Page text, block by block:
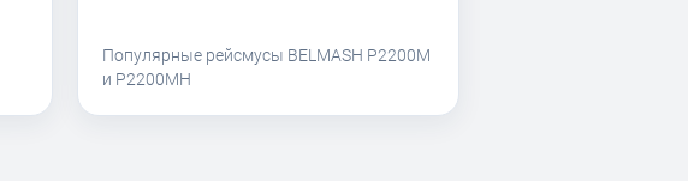
Популярные рейсмусы BELMASH P2200M
и P2200MH